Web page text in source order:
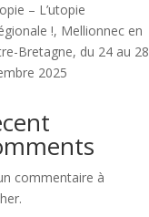
– L’utopie
!, Mellionnec en
Bretagne, du 24 au 28
2025
commentaire à